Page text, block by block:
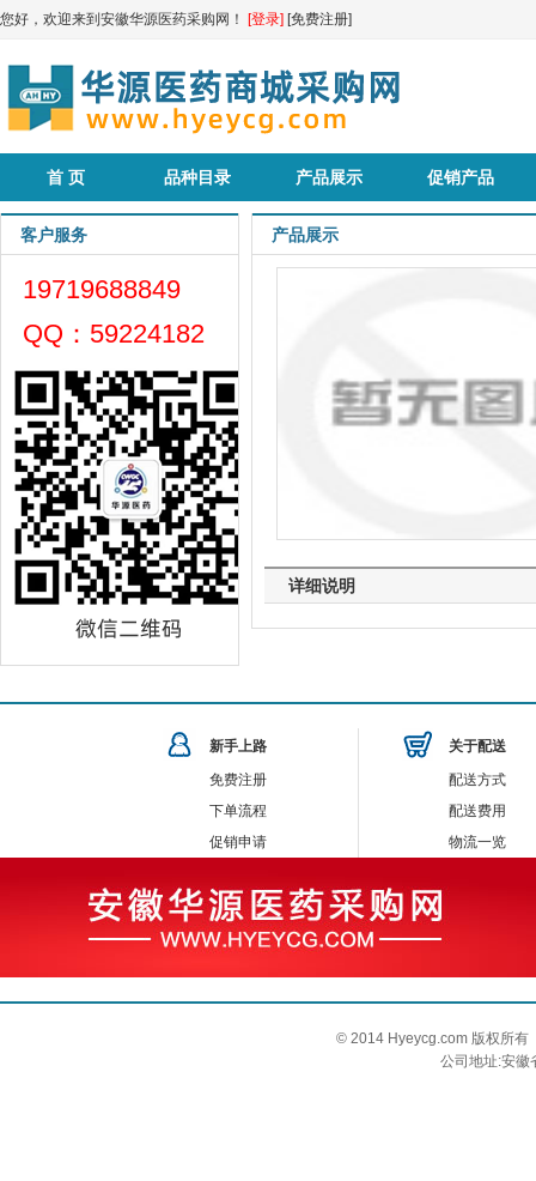
您好，欢迎来到安徽华源医药采购网！ [登录] [免费注册]
首 页 品种目录 产品展示 促销产品
客户服务
19719688849
QQ：59224182
产品展示
详细说明
新手上路
免费注册
下单流程
促销申请
关于配送
配送方式
配送费用
物流一览
© 2014 Hyeycg.com 版权所有
公司地址:安